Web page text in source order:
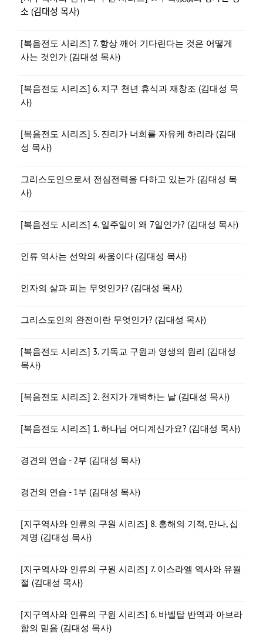
소 (김대성 목사)
[복음전도 시리즈] 7. 항상 깨어 기다린다는 것은 어떻게
사는 것인가 (김대성 목사)
[복음전도 시리즈] 6. 지구 천년 휴식과 재창조 (김대성 목
사)
[복음전도 시리즈] 5. 진리가 너희를 자유케 하리라 (김대
성 목사)
그리스도인으로서 전심전력을 다하고 있는가 (김대성 목
사)
[복음전도 시리즈] 4. 일주일이 왜 7일인가? (김대성 목사)
인류 역사는 선악의 싸움이다 (김대성 목사)
인자의 살과 피는 무엇인가? (김대성 목사)
그리스도인의 완전이란 무엇인가? (김대성 목사)
[복음전도 시리즈] 3. 기독교 구원과 영생의 원리 (김대성
목사)
[복음전도 시리즈] 2. 천지가 개벽하는 날 (김대성 목사)
[복음전도 시리즈] 1. 하나님 어디계신가요? (김대성 목사)
경견의 연습 - 2부 (김대성 목사)
경건의 연습 - 1부 (김대성 목사)
[지구역사와 인류의 구원 시리즈] 8. 홍해의 기적, 만나, 십
계명 (김대성 목사)
[지구역사와 인류의 구원 시리즈] 7. 이스라엘 역사와 유월
절 (김대성 목사)
[지구역사와 인류의 구원 시리즈] 6. 바벨탑 반역과 아브라
함의 믿음 (김대성 목사)